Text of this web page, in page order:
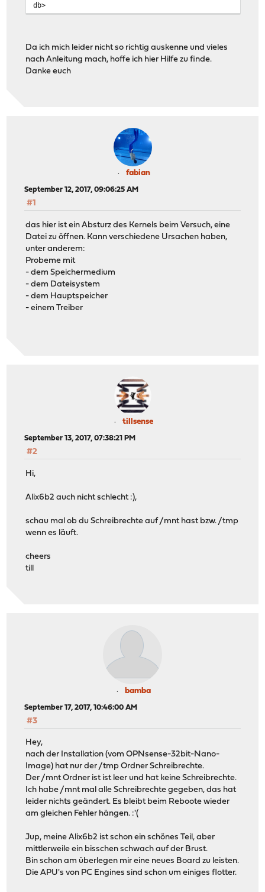
db>
Da ich mich leider nicht so richtig auskenne und vieles
nach Anleitung mach, hoffe ich hier Hilfe zu finde.
Danke euch
fabian
September 12, 2017, 09:06:25 AM
#1
das hier ist ein Absturz des Kernels beim Versuch, eine
Datei zu öffnen. Kann verschiedene Ursachen haben,
unter anderem:
Probeme mit
- dem Speichermedium
- dem Dateisystem
- dem Hauptspeicher
- einem Treiber
tillsense
September 13, 2017, 07:38:21 PM
#2
Hi,
Alix6b2 auch nicht schlecht :),
schau mal ob du Schreibrechte auf /mnt hast bzw. /tmp
wenn es läuft.
cheers
till
bamba
September 17, 2017, 10:46:00 AM
#3
Hey,
nach der Installation (vom OPNsense-32bit-Nano-
Image) hat nur der /tmp Ordner Schreibrechte.
Der /mnt Ordner ist ist leer und hat keine Schreibrechte.
Ich habe /mnt mal alle Schreibrechte gegeben, das hat
leider nichts geändert. Es bleibt beim Reboote wieder
am gleichen Fehler hängen. :'(
Jup, meine Alix6b2 ist schon ein schönes Teil, aber
mittlerweile ein bisschen schwach auf der Brust.
Bin schon am überlegen mir eine neues Board zu leisten.
Die APU's von PC Engines sind schon um einiges flotter.